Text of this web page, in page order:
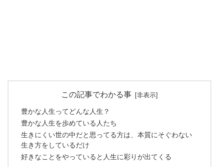
この記事でわかる事
豊かな人生ってどんな人生？
豊かな人生を歩めている人たち
生きにくい世の中だと思ってる方は、本質にそぐわない
生き方をしているだけ
好きなことをやっていると人生に彩りが出てくる